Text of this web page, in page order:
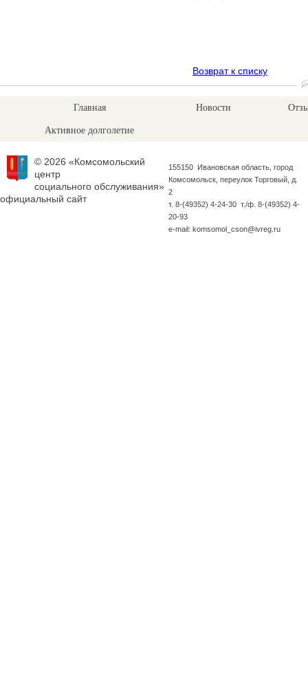
Возврат к списку
Главная Новости
Активное долголетие
© 2026 «Комсомольский
центр
социального обслуживания»
официальный сайт
155150 Ивановская область, город
Комсомольск, переулок Торговый, д.
2
т. 8-(49352) 4-24-30 т./ф. 8-(49352) 4-
20-93
e-mail: komsomol_cson@ivreg.ru